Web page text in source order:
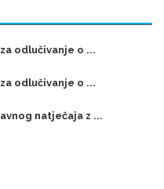
odlučivanje o ...
odlučivanje o ...
natječaja z ...